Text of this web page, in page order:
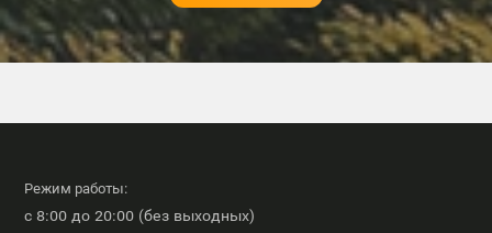
Режим работы:
с 8:00 до 20:00 (без выходных)